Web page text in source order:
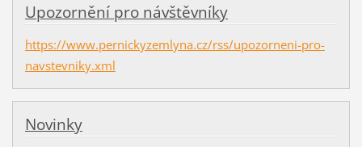
Upozornění pro návštěvníky
https://www.pernickyzemlyna.cz/rss/upozorneni-pro-
navstevniky.xml
Novinky